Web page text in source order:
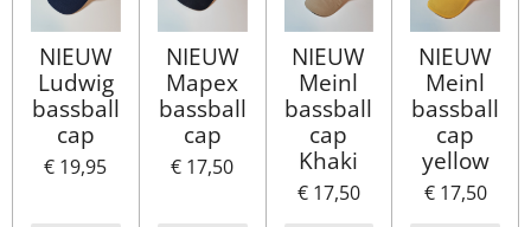
NIEUW
Ludwig
bassball
cap
€ 19,95
NIEUW
Mapex
bassball
cap
€ 17,50
NIEUW
Meinl
bassball
cap
Khaki
€ 17,50
NIEUW
Meinl
bassball
cap
yellow
€ 17,50